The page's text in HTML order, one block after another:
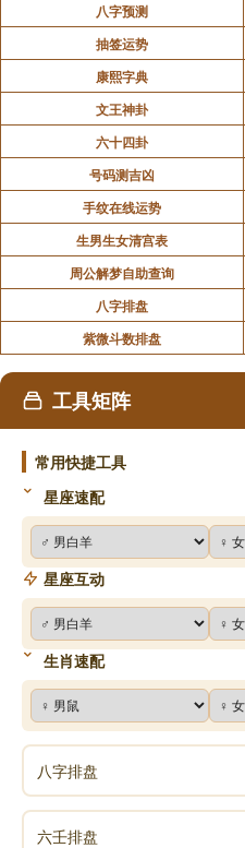
声明：部分内容来于网络，如有
不代表易
八字预测
抽签运势
康熙字典
文王神卦
六十四卦
号码测吉凶
手纹在线运势
生男生女清宫表
周公解梦自助查询
八字排盘
紫微斗数排盘
工具矩阵
常用快捷工具
星座速配
星座互动
生肖速配
八字排盘
六壬排盘